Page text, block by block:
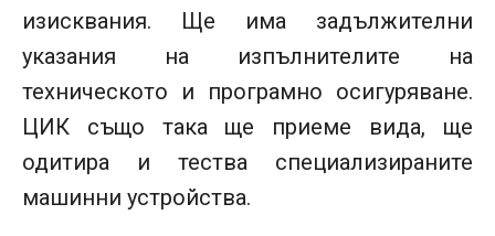
изисквания. Ще има задължителни
указания на изпълнителите на
техническото и програмно осигуряване.
ЦИК също така ще приеме вида, ще
одитира и тества специализираните
машинни устройства.